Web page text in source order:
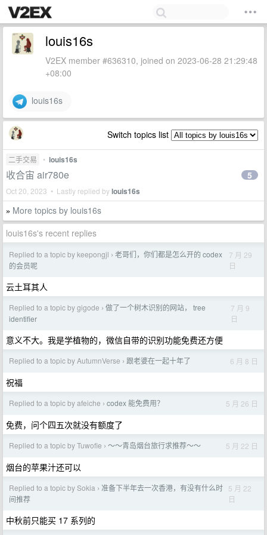
louis16s
V2EX member #636310, joined on 2023-06-28 21:29:48
+08:00
louis16s
Switch topics list
二手交易 • louis16s
收合宙 air780e
Oct 20, 2023 • Lastly replied bylouis16s
5
» More topics by louis16s
louis16s's recent replies
Replied to a topic by keepongjl › 老哥们，你们都是怎么开的 codex
的会员呢
7 月 29
日
云土耳其人
Replied to a topic by gigode › 做了一个树木识别的网站， tree
identifier
7 月 9
日
意义不大。我是学植物的，微信自带的识别功能免费还方便
Replied to a topic by AutumnVerse › 跟老婆在一起十年了 6 月 8 日
祝福
Replied to a topic by afeiche › codex 能免费用？ 5 月 26 日
免费，问个四五次就没有额度了
Replied to a topic by Tuwofie › ～～青岛烟台旅行求推荐～～ 5 月 22 日
烟台的苹果汁还可以
Replied to a topic by Sokia › 准备下半年去一次香港，有没有什么时
间推荐
5 月 22
日
中秋前只能买 17 系列的